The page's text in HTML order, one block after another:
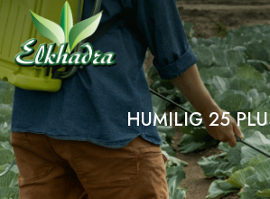
Aller
au
contenu
principal
HUMILIG 25